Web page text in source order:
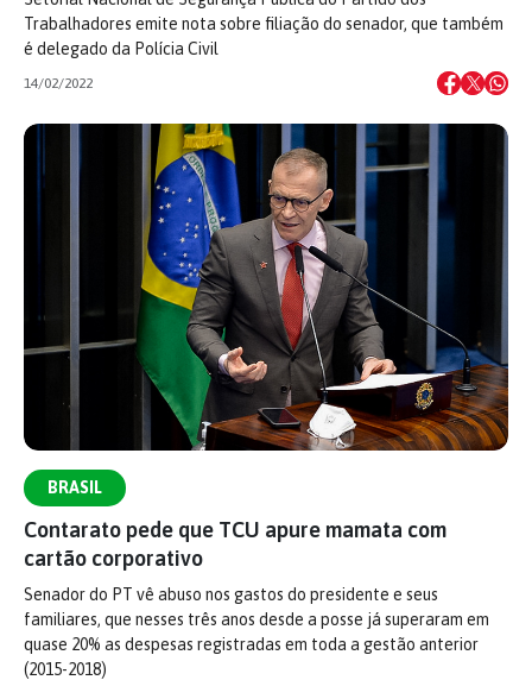
Trabalhadores emite nota sobre filiação do senador, que também
é delegado da Polícia Civil
14/02/2022
BRASIL
Contarato pede que TCU apure mamata com
cartão corporativo
Senador do PT vê abuso nos gastos do presidente e seus
familiares, que nesses três anos desde a posse já superaram em
quase 20% as despesas registradas em toda a gestão anterior
(2015-2018)